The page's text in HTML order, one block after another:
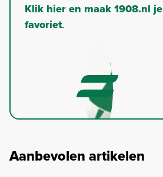
Klik hier en maak 1908.nl je
favoriet.
Aanbevolen artikelen